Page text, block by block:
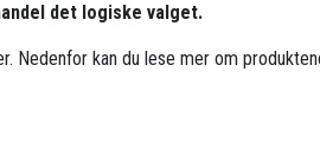
det logiske valget.
Nedenfor kan du lese mer om